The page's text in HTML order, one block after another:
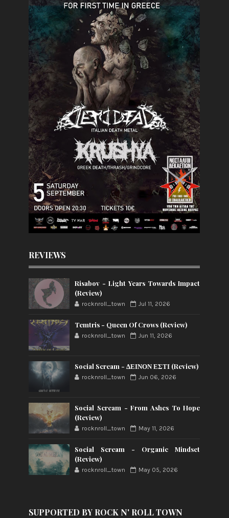
REVIEWS
Risabov - Light Years Towards Impact
(Review)
rocknroll_town Jul 11, 2026
Temtris - Queen Of Crows (Review)
rocknroll_town Jun 11, 2026
Social Scream - ΔΕΙΝΟΝ ΕΣΤΙ (Review)
rocknroll_town Jun 06, 2026
Social Scream - From Ashes To Hope
(Review)
rocknroll_town May 11, 2026
Social Scream - Organic Mindset
(Review)
rocknroll_town May 05, 2026
SUPPORTED BY ROCK N' ROLL TOWN